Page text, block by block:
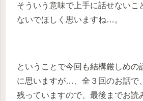
そういう意味で上手に話せないこ
ないでほしく思いますね…。
ということで今回も結構厳しめの
に思いますが…、全３回のお話で
残っていますので、最後までお読